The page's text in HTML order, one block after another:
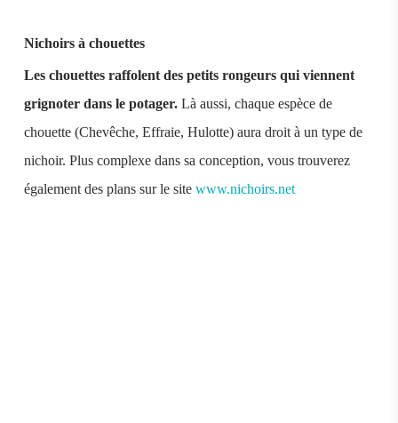
Nichoirs à chouettes
Les chouettes raffolent des petits rongeurs qui viennent
grignoter dans le potager.Là aussi, chaque espèce de
chouette (Chevêche, Effraie, Hulotte) aura droit à un type de
nichoir. Plus complexe dans sa conception, vous trouverez
également des plans sur le site www.nichoirs.net